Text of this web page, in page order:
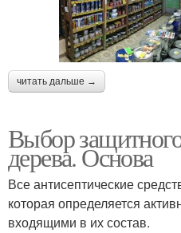
Антисептик для рук
Антисептики для
древесины
Антисептик перед
читать дальше →
Выбор
дерева. Основа
Все антисептические
которая определяется
входящими в их состав.